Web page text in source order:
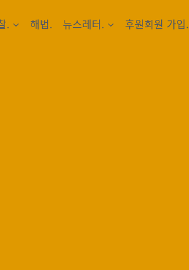
. 해법. 뉴스레터. 후원회원 가입.